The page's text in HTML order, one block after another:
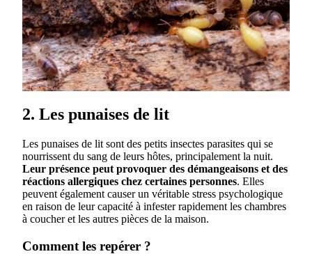
2. Les punaises de lit
Les punaises de lit sont des petits insectes parasites qui se
nourrissent du sang de leurs hôtes, principalement la nuit.
Leur présence peut provoquer des démangeaisons et des
réactions allergiques chez certaines personnes. Elles
peuvent également causer un véritable stress psychologique
en raison de leur capacité à infester rapidement les chambres
à coucher et les autres pièces de la maison.
Comment les repérer ?